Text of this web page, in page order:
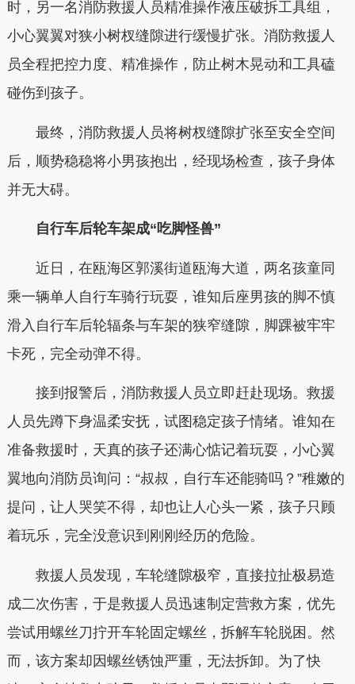
时，另一名消防救援人员精准操作液压破拆工具组，
小心翼翼对狭小树杈缝隙进行缓慢扩张。消防救援人
员全程把控力度、精准操作，防止树木晃动和工具磕
碰伤到孩子。
最终，消防救援人员将树杈缝隙扩张至安全空间
后，顺势稳稳将小男孩抱出，经现场检查，孩子身体
并无大碍。
自行车后轮车架成“吃脚怪兽”
近日，在瓯海区郭溪街道瓯海大道，两名孩童同
乘一辆单人自行车骑行玩耍，谁知后座男孩的脚不慎
滑入自行车后轮辐条与车架的狭窄缝隙，脚踝被牢牢
卡死，完全动弹不得。
接到报警后，消防救援人员立即赶赴现场。救援
人员先蹲下身温柔安抚，试图稳定孩子情绪。谁知在
准备救援时，天真的孩子还满心惦记着玩耍，小心翼
翼地向消防员询问：“叔叔，自行车还能骑吗？”稚嫩的
提问，让人哭笑不得，却也让人心头一紧，孩子只顾
着玩乐，完全没意识到刚刚经历的危险。
救援人员发现，车轮缝隙极窄，直接拉扯极易造
成二次伤害，于是救援人员迅速制定营救方案，优先
尝试用螺丝刀拧开车轮固定螺丝，拆解车轮脱困。然
而，该方案却因螺丝锈蚀严重，无法拆卸。为了快